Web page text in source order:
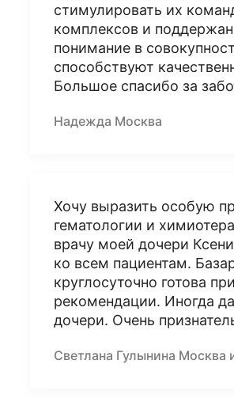
стимулировать их
комплексов и
понимание в
способствуют
Большое спасибо за
Надежда Москва
Хочу выразить особую
гематологии и
врачу моей дочери
ко всем пациентам.
круглосуточно готова
рекомендации. Иногда
дочери. Очень
Светлана Гулынина Москва